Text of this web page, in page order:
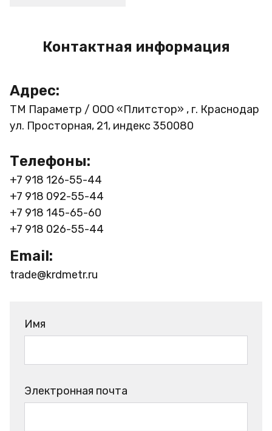
Контактная информация
Адрес:
ТМ Параметр / ООО «Плитстор» , г. Краснодар
ул. Просторная, 21, индекс 350080
Телефоны:
+7 918 126-55-44
+7 918 092-55-44
+7 918 145-65-60
+7 918 026-55-44
Email:
trade@krdmetr.ru
Имя
Электронная почта